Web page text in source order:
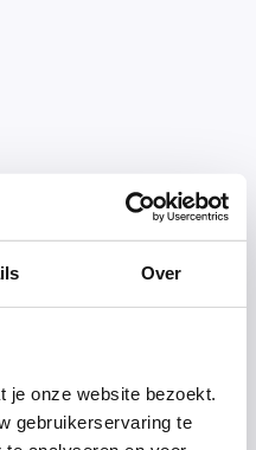
Over
je onze website bezoekt.
gebruikerservaring te